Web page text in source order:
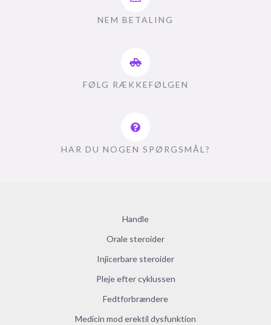
NEM BETALING
FØLG RÆKKEFØLGEN
HAR DU NOGEN SPØRGSMÅL?
Handle
Orale steroider
Injicerbare steroider
Pleje efter cyklussen
Fedtforbrændere
Medicin mod erektil dysfunktion